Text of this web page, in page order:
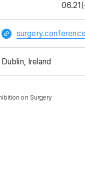
Dublin, Ireland
on Surgery